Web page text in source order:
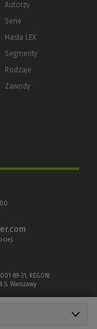
Autorzy
Serie
Hasła LEX
Segmenty
Rodzaje
Zawody
89-31, REGON:
Warszawy